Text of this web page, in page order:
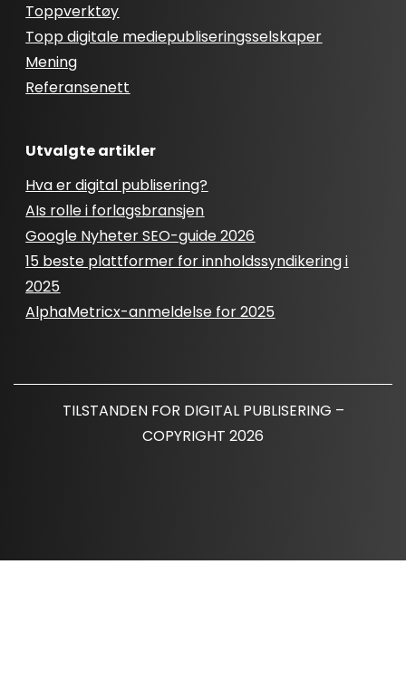
Toppverktøy
Topp digitale mediepubliseringsselskaper
Mening
Referansenett
Utvalgte artikler
Hva er digital publisering?
AIs rolle i forlagsbransjen
Google Nyheter SEO-guide 2026
15 beste plattformer for innholdssyndikering i
2025
AlphaMetricx-anmeldelse for 2025
TILSTANDEN FOR DIGITAL PUBLISERING –
COPYRIGHT 2026